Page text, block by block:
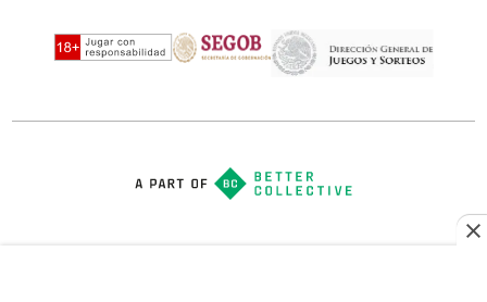
Duro recorte de personal en el Club América